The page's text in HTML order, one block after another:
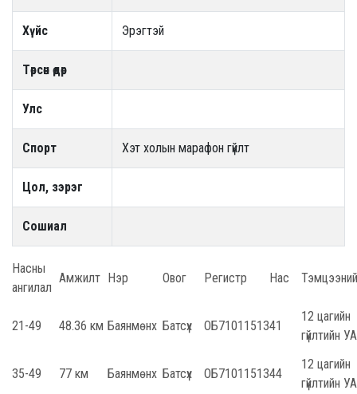
Хүйс Эрэгтэй
Төрсөн өдөр
Улс
Спорт Хэт холын марафон гүйлт
Цол, зэрэг
Сошиал
Насны
ангилал
Амжилт Нэр Овог Регистр Нас
21-49 48.36 км Баянмөнх Батсүх ОБ7101151341
12 цагийн
гүйлтийн
35-49 77 км Баянмөнх Батсүх ОБ7101151344
12 цагийн
гүйлтийн